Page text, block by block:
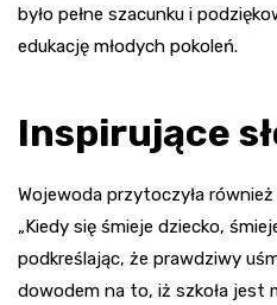
było pełne szacunku i
edukację młodych pokoleń.
Inspirujące
Wojewoda przytoczyła
„Kiedy się śmieje dziecko,
podkreślając, że prawdziwy
dowodem na to, iż szkoła jest